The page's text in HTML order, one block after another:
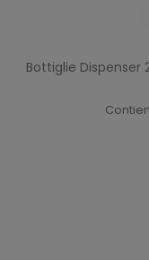
Bottiglie Dispenser